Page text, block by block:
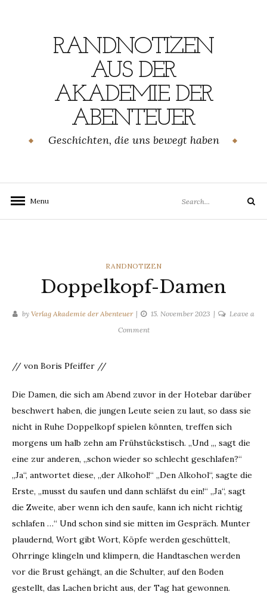
RANDNOTIZEN
AUS DER
AKADEMIE DER
ABENTEUER
Geschichten, die uns bewegt haben
Menu
for:
Search
CATEGORIES
RANDNOTIZEN
Doppelkopf-Damen
by Verlag Akademie der Abenteuer 15. November 2023
Leave a
Commenton
// von Boris Pfeiffer //
Die Damen, die sich am Abend zuvor in der Hotebar darüber
beschwert haben, die jungen Leute seien zu laut, so dass sie
nicht in Ruhe Doppelkopf spielen könnten, treffen sich
morgens um halb zehn am Frühstückstisch. „Und „, sagt die
eine zur anderen, „schon wieder so schlecht geschlafen?“
„Ja“, antwortet diese, „der Alkohol!“ „Den Alkohol“, sagte die
Erste, „musst du saufen und dann schläfst du ein!“ „Ja“, sagt
die Zweite, aber wenn ich den saufe, kann ich nicht richtig
schlafen …“ Und schon sind sie mitten im Gespräch. Munter
plaudernd, Wort gibt Wort, Köpfe werden geschüttelt,
Ohrringe klingeln und klimpern, die Handtaschen werden
vor die Brust gehängt, an die Schulter, auf den Boden
gestellt, das Lachen bricht aus, der Tag hat gewonnen.